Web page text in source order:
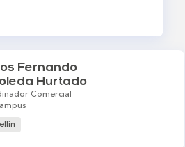
Fernando
Hurtado
Comercial